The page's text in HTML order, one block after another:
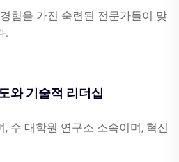
험을 가진 숙련된 전문가들이 맞
.
와 기술적 리더십
수 대학원 연구소 소속이며, 혁신